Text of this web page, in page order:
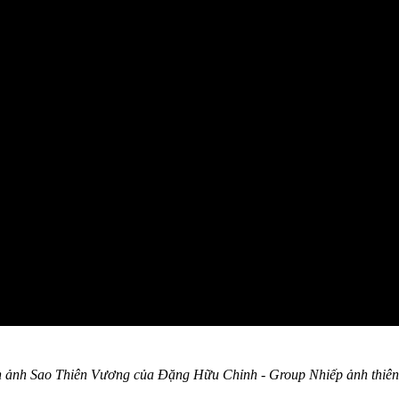
ảnh Sao Thiên Vương của Đặng Hữu Chỉnh - Group Nhiếp ảnh